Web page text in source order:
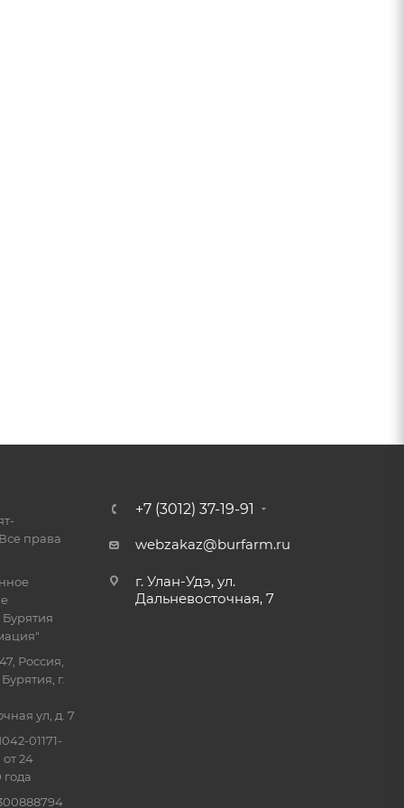
права
Россия,
г.
ул, д. 7
01171-
24
года
+7 (3012) 37-19-91
webzakaz@burfarm.ru
г. Улан-Удэ, ул.
Дальневосточная, 7